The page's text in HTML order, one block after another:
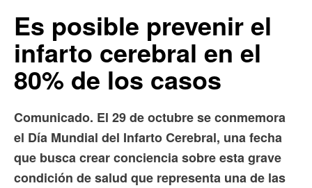
Es posible prevenir el
infarto cerebral en el
80% de los casos
Comunicado. El 29 de octubre se conmemora
el Día Mundial del Infarto Cerebral, una fecha
que busca crear conciencia sobre esta grave
condición de salud que representa una de las